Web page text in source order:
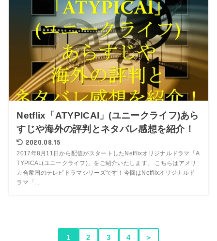
Netflix「ATYPICAl」(ユニークライフ)あら
すじや海外の評判とネタバレ感想を紹介！
2020.08.15
2017年8月11日から配信がスタートしたNetflixオリジナルドラマ「A
TYPICAL(ユニークライフ)」をご紹介いたします。 こちらはアメリ
カ合衆国のテレビドラマシリーズです！今回はNetflixオリジナルド
ラマ「...
1 2 3 4 ＞